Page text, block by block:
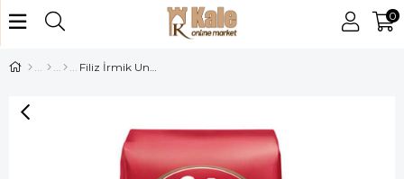
0
Filiz İrmik Unu 500 Gr